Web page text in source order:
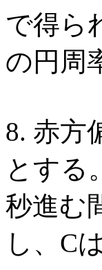
で得ら
の円周
8. 赤方
とする
秒進む
し、C